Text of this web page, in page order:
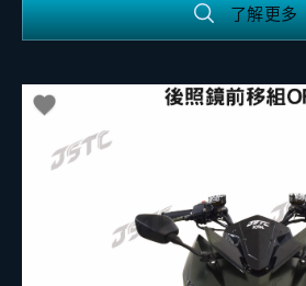
了解更多